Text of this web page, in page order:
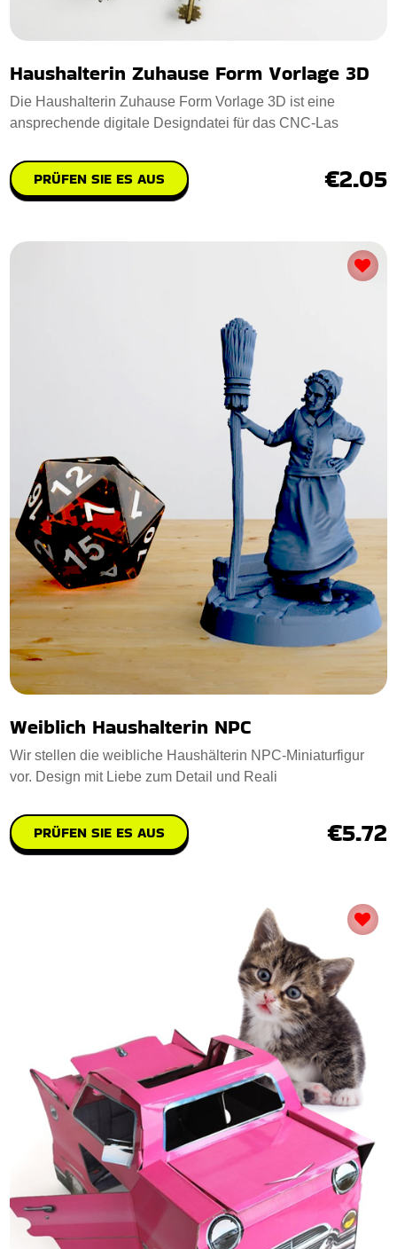
Haushalterin Zuhause Form Vorlage 3D
Die Haushalterin Zuhause Form Vorlage 3D ist eine
ansprechende digitale Designdatei für das CNC-Las
PRÜFEN SIE ES AUS €2.05
Weiblich Haushalterin NPC
Wir stellen die weibliche Haushälterin NPC-Miniaturfigur
vor. Design mit Liebe zum Detail und Reali
PRÜFEN SIE ES AUS €5.72